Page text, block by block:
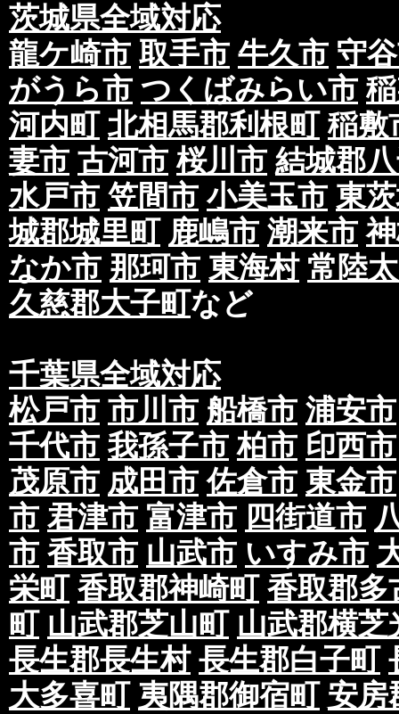
茨城県全域対応
龍ケ崎市 取手市 牛久市 守
がうら市 つくばみらい市
河内町 北相馬郡利根町 稲敷
妻市 古河市 桜川市 結城郡
水戸市 笠間市 小美玉市 東
城郡城里町 鹿嶋市 潮来市
なか市 那珂市 東海村 常陸
久慈郡大子町など
千葉県全域対応
松戸市 市川市 船橋市 浦安市
千代市 我孫子市 柏市 印西市
茂原市 成田市 佐倉市 東金市
市 君津市 富津市 四街道市
市 香取市 山武市 いすみ市
栄町 香取郡神崎町 香取郡多
町 山武郡芝山町 山武郡横芝
長生郡長生村 長生郡白子町
大多喜町 夷隅郡御宿町 安房